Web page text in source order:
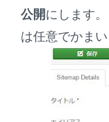
公開にします
は任意でかまい